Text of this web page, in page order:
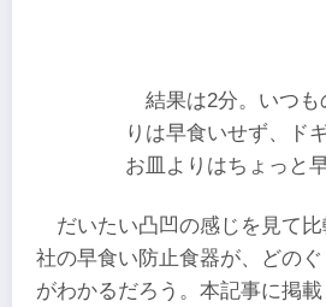
結果は2分。いつも
りは早食いせず、ド
お皿よりはちょっと
だいたい凸凹の感じを見て
社の早食い防止食器が、どの
がわかるだろう。本記事に掲